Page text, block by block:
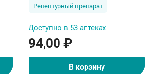
Рецептурный препарат
Доступно в 53 аптеках
94,00 ₽
В корзину